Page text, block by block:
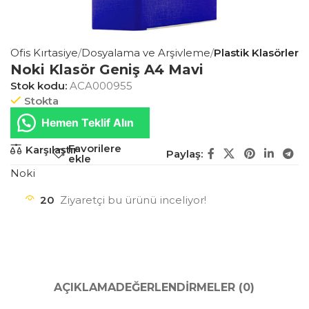
Ofis Kırtasiye Dosyalama ve Arşivleme Plastik Klasörler
Noki Klasör Geniş A4 Mavi
Stok kodu: ACA000955
Stokta
Hemen Teklif Alın
KarşılaştırFavorilere
ekle
Paylaş:
Noki
20 Ziyaretçi bu ürünü inceliyor!
AÇIKLAMADEĞERLENDIRMELER (0)